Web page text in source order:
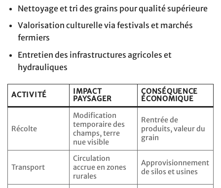
Nettoyage et tri des grains pour qualité supérieure
Valorisation culturelle via festivals et marchés
fermiers
Entretien des infrastructures agricoles et
hydrauliques
ACTIVITÉ
IMPACT
PAYSAGER
CONSÉQUENCE
ÉCONOMIQUE
Récolte
Modification
temporaire des
champs, terre
nue visible
Rentrée de
produits, valeur du
grain
Transport
Circulation
accrue en zones
rurales
Approvisionnement
de silos et usines